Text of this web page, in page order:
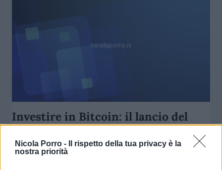
Nicola Porro -
Il rispetto della tua privacy è la
nostra priorità
nicolaporro.it
Investire in Bitcoin: il lancio del
nuovo fondo ETF è un record
di Redazione